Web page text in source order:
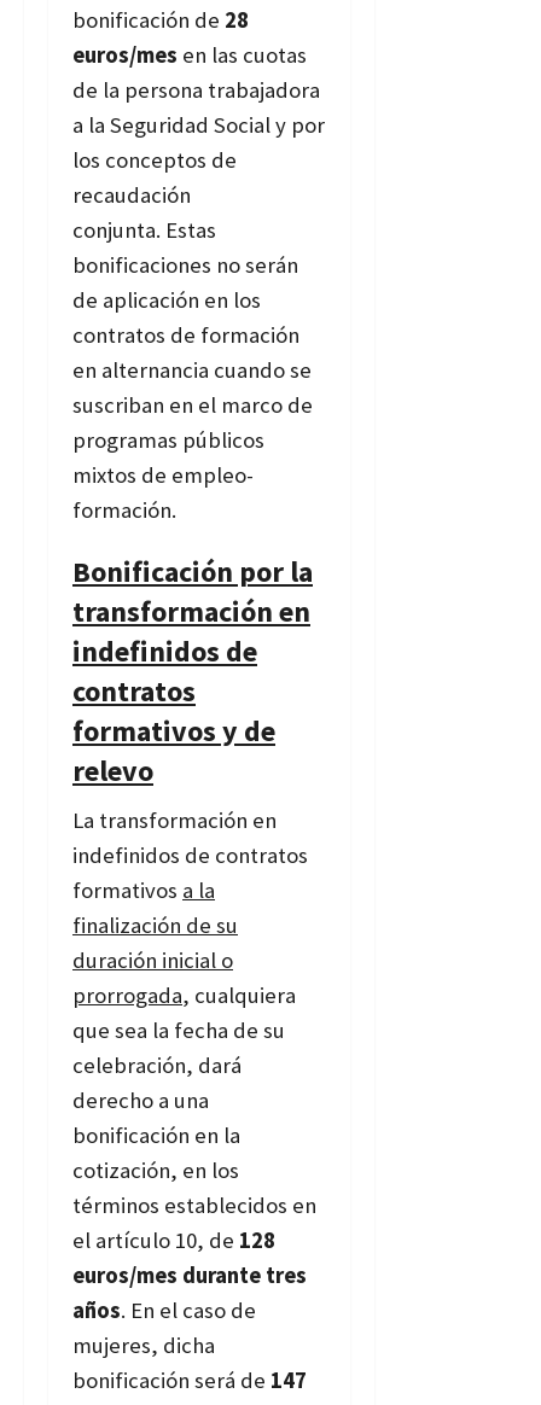
bonificación de 28
euros/mes en las cuotas
de la persona trabajadora
a la Seguridad Social y por
los conceptos de
recaudación
conjunta. Estas
bonificaciones no serán
de aplicación en los
contratos de formación
en alternancia cuando se
suscriban en el marco de
programas públicos
mixtos de empleo-
formación.
Bonificación por la
transformación en
indefinidos de
contratos
formativos y de
relevo
La transformación en
indefinidos de contratos
formativos a la
finalización de su
duración inicial o
prorrogada, cualquiera
que sea la fecha de su
celebración, dará
derecho a una
bonificación en la
cotización, en los
términos establecidos en
el artículo 10, de 128
euros/mes durante tres
años. En el caso de
mujeres, dicha
bonificación será de 147